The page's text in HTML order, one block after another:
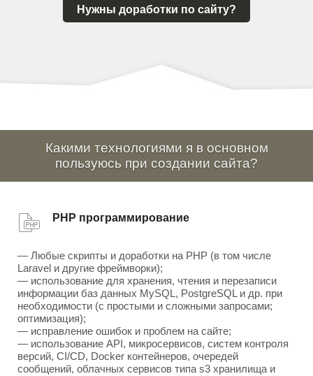
Нужны доработки по сайту?
Какими технологиями я в основном
пользуюсь при создании сайта?
PHP программирование
— Любые скрипты и доработки на PHP (в том числе
Laravel и другие фреймворки);
— использование для хранения, чтения и перезаписи
информации баз данных MySQL, PostgreSQL и др. при
необходимости (с простыми и сложными запросами;
оптимизация);
— исправление ошибок и проблем на сайте;
— использование API, микросервисов, систем контроля
версий, CI/CD, Docker контейнеров, очередей
сообщений, облачных сервисов типа s3 хранилища и